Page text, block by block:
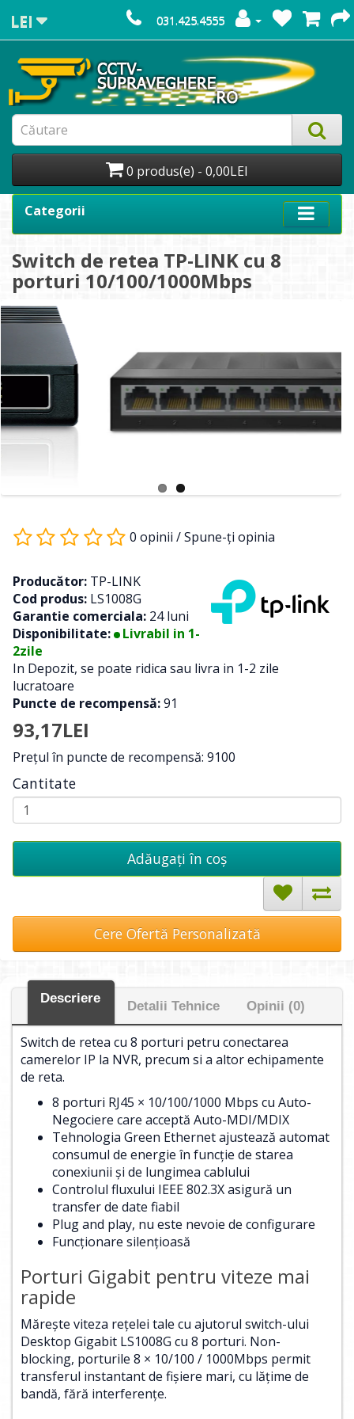
LEI 031.425.4555
0 produs(e) - 0,00LEI
Categorii
Switch de retea TP-LINK cu 8
porturi 10/100/1000Mbps
0 opinii /Spune-ţi opinia
Producător: TP-LINK
Cod produs: LS1008G
Garantie comerciala: 24 luni
Disponibilitate:
Livrabil in 1-
2zile
In Depozit, se poate ridica sau livra in 1-2 zile
lucratoare
Puncte de recompensă:91
93,17LEI
Preţul în puncte de recompensă: 9100
Cantitate
Adăugați în coş
Cere Ofertă Personalizată
Descriere
Detalii Tehnice Opinii (0)
Switch de retea cu 8 porturi petru conectarea
camerelor IP la NVR, precum si a altor echipamente
de reta.
8 porturi RJ45 × 10/100/1000 Mbps cu Auto-
Negociere care acceptă Auto-MDI/MDIX
Tehnologia Green Ethernet ajustează automat
consumul de energie în funcție de starea
conexiunii și de lungimea cablului
Controlul fluxului IEEE 802.3X asigură un
transfer de date fiabil
Plug and play, nu este nevoie de configurare
Funcționare silențioasă
Porturi Gigabit pentru viteze mai
rapide
Mărește viteza rețelei tale cu ajutorul switch-ului
Desktop Gigabit LS1008G cu 8 porturi. Non-
blocking, porturile 8 × 10/100 / 1000Mbps permit
transferul instantant de fișiere mari, cu lățime de
bandă, fără interferențe.